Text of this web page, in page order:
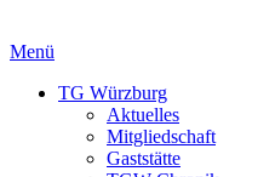
Menü
TG Würzburg
Aktuelles
Mitgliedschaft
Gaststätte